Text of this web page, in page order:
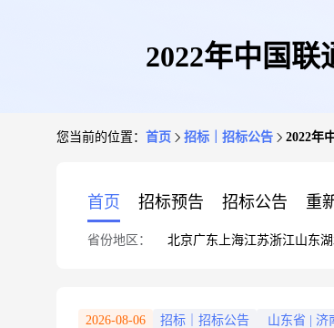
2022年中国
您当前的位置： 首页 招标｜招标公告 2022年
首页 招标预告 招标公告 重
省份地区： 北京广东 上海江苏浙江山东
2026-08-06 招标｜招标公告 山东省 济